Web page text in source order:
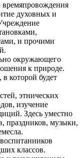
времяпровождения
духовных и
и прочими
окружающего
к природе.
которой будет
этнических
изучение
Здесь уместно
праздников, музыки,
классов.